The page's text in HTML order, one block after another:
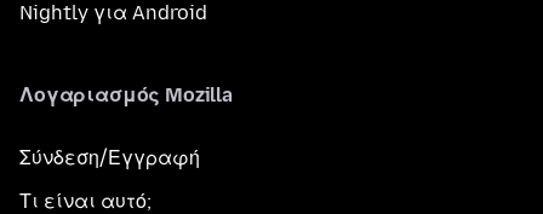
Nightly για Android
Λογαριασμός Mozilla
Σύνδεση/Εγγραφή
Τι είναι αυτό;